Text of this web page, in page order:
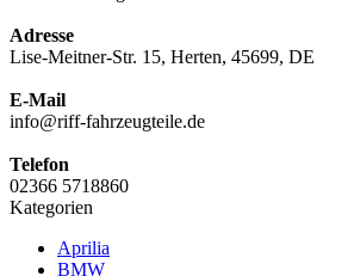
Adresse
Lise-Meitner-Str. 15, Herten, 45699, DE
E-Mail
info@riff-fahrzeugteile.de
Telefon
02366 5718860
Kategorien
Aprilia
BMW